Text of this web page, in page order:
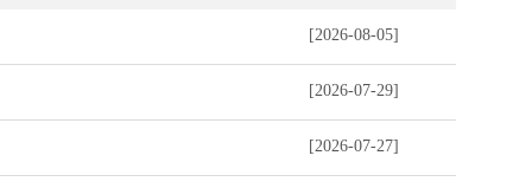
[2026-08-05]
[2026-07-29]
[2026-07-27]